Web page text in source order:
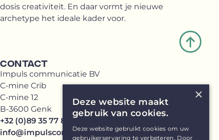
dosis creativiteit. En daar vormt je nieuwe
archetype het ideale kader voor.
CONTACT
Impuls communicatie BV
C-mine Crib
C-mine 12
B-3600 Genk
+32 (0)89 35 77 81
info@impulscommunicatie.be
×
Deze website maakt
gebruik van cookies.
Deze website gebruikt cookies om uw
gebruikerservaring te verbeteren. Door